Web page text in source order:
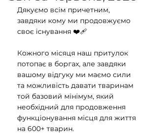
Дякуємо всім причетним,
завдяки кому ми продовжуємо
своє існування ❤️‍🩹
Кожного місяця наш притулок
потопає в боргах, але завдяки
вашому відгуку ми маємо сили
та можливість давати тваринам
той базовий мінімум, який
необхідний для продовження
функціонування місця для життя
на 600+ тварин.